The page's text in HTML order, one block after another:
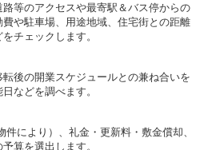
等のアクセスや最寄駅＆バス停からの
や駐車場、用途地域、住宅街との距離
チェックします。
後の開業スケジュールとの兼ね合いを
などを調べます。
により）、礼金・更新料・敷金償却、
算を選出します。